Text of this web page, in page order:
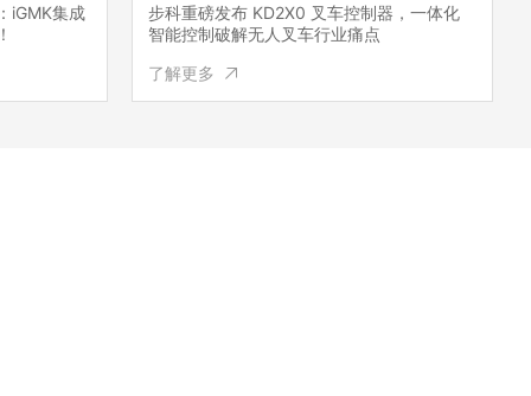
iGMK集成
步科重磅发布 KD2X0 叉车控制器，一体化
智能控制破解无人叉车行业痛点
了解更多